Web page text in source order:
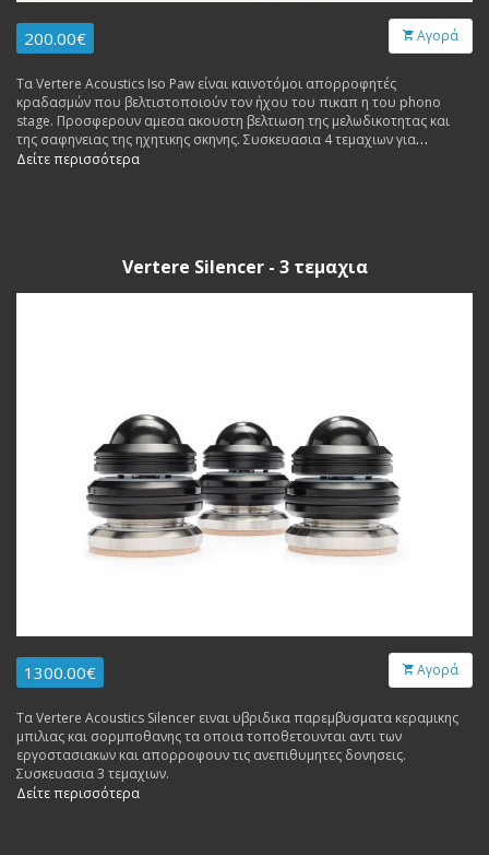
200.00€ Αγορά
Τα Vertere Acoustics Iso Paw είναι καινοτόμοι απορροφητές
κραδασμών που βελτιστοποιούν τον ήχου του πικαπ η του phono
stage. Προσφερουν αμεσα ακουστη βελτιωση της μελωδικοτητας και
της σαφηνειας της ηχητικης σκηνης. Συσκευασια 4 τεμαχιων για
συσκευες μεχρι 16 κιλα max και με optimum τα 10.6 κιλα.
Δείτε περισσότερα
Vertere Silencer - 3 τεμαχια
1300.00€ Αγορά
Τα Vertere Acoustics Silencer ειναι υβριδικα παρεμβυσματα κεραμικης
μπιλιας και σορμποθανης τα οποια τοποθετουνται αντι των
εργοστασιακων και απορροφουν τις ανεπιθυμητες δονησεις.
Συσκευασια 3 τεμαχιων.
Δείτε περισσότερα